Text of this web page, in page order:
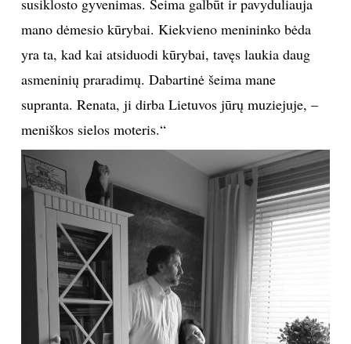
„O apie šeimą kalbėti dar sunkiau nei apie kūrybą.
Pirmos santuokos neišsaugojau. Su dabartine žmona
Renata bendrų vaikų neturime, yra jos dukrytė Eva.
Ar šeima man sudarė sąlygas kurti? Kur jiems dėtis?
susiklosto gyvenimas. Šeima galbūt ir pavyduliauja
mano dėmesio kūrybai. Kiekvieno menininko bėda
yra ta, kad kai atsiduodi kūrybai, tavęs laukia daug
asmeninių praradimų. Dabartinė šeima mane
supranta. Renata, ji dirba Lietuvos jūrų muziejuje, –
meniškos sielos moteris.“